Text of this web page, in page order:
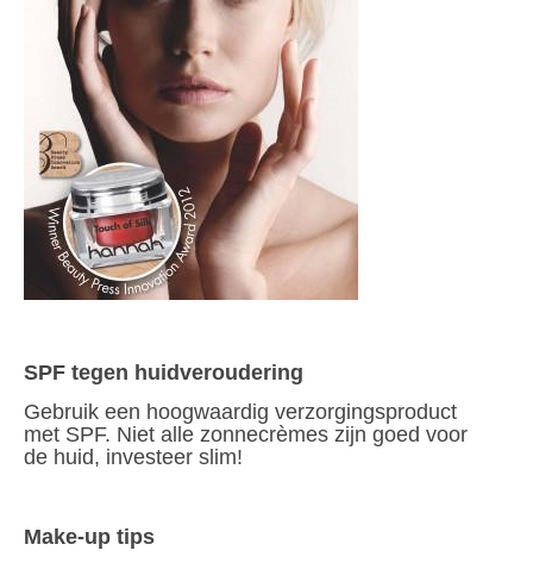
SPF tegen huidveroudering
Gebruik een hoogwaardig verzorgingsproduct
met SPF. Niet alle zonnecrèmes zijn goed voor
de huid, investeer slim!
Make-up tips